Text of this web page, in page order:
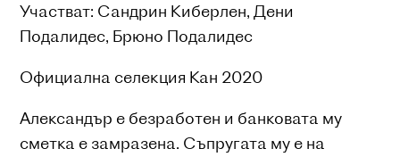
Участват: Сандрин Киберлен, Дени
Подалидес, Брюно Подалидес
Официална селекция Кан 2020
Александър е безработен и банковата му
сметка е замразена. Съпругата му е на